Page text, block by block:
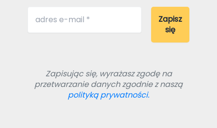
Zapisując się, wyrażasz zgodę na
przetwarzanie danych zgodnie z naszą
polityką prywatności.